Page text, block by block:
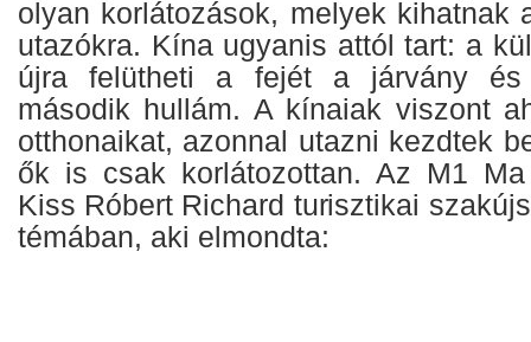
olyan korlátozások, melyek kihatnak
utazókra. Kína ugyanis attól tart: a
újra felütheti a fejét a járvány és
második hullám. A kínaiak viszont
otthonaikat, azonnal utazni kezdtek
ők is csak korlátozottan. Az M1
Kiss Róbert Richard turisztikai
témában, aki elmondta: